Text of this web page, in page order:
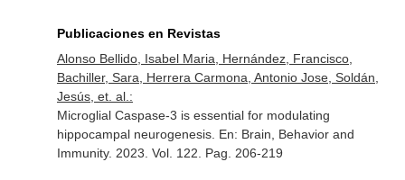
Publicaciones en Revistas
Alonso Bellido, Isabel Maria, Hernández, Francisco,
Bachiller, Sara, Herrera Carmona, Antonio Jose, Soldán,
Jesús, et. al.:
Microglial Caspase-3 is essential for modulating
hippocampal neurogenesis. En: Brain, Behavior and
Immunity. 2023. Vol. 122. Pag. 206-219